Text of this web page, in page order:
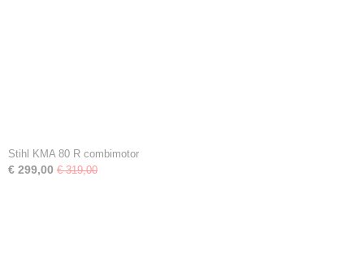
Stihl KMA 80 R combimotor
€ 299,00 € 319,00